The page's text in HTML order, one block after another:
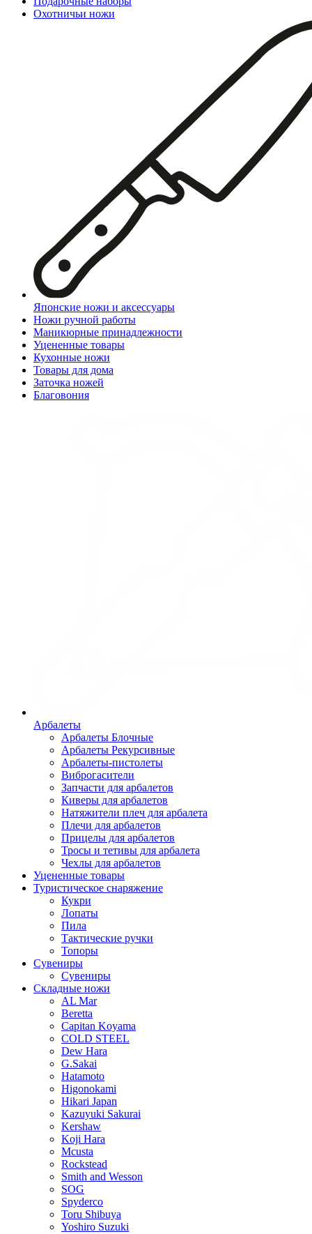
Охотничьи ножи
Японские ножи и аксессуары
Ножи ручной работы
Маникюрные принадлежности
Уцененные товары
Кухонные ножи
Товары для дома
Заточка ножей
Благовония
Арбалеты
Арбалеты Блочные
Арбалеты Рекурсивные
Арбалеты-пистолеты
Виброгасители
Запчасти для арбалетов
Киверы для арбалетов
Натяжители плеч для арбалета
Плечи для арбалетов
Прицелы для арбалетов
Тросы и тетивы для арбалета
Чехлы для арбалетов
Уцененные товары
Туристическое снаряжение
Кукри
Лопаты
Пила
Тактические ручки
Топоры
Сувениры
Сувениры
Складные ножи
AL Mar
Beretta
Capitan Koyama
COLD STEEL
Dew Hara
G.Sakai
Hatamoto
Higonokami
Hikari Japan
Kazuyuki Sakurai
Kershaw
Koji Hara
Mcusta
Rockstead
Smith and Wesson
SOG
Spyderco
Toru Shibuya
Yoshiro Suzuki